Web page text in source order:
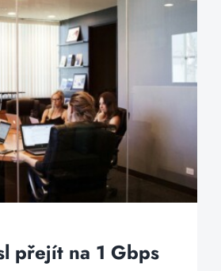
přejít na 1 Gbps